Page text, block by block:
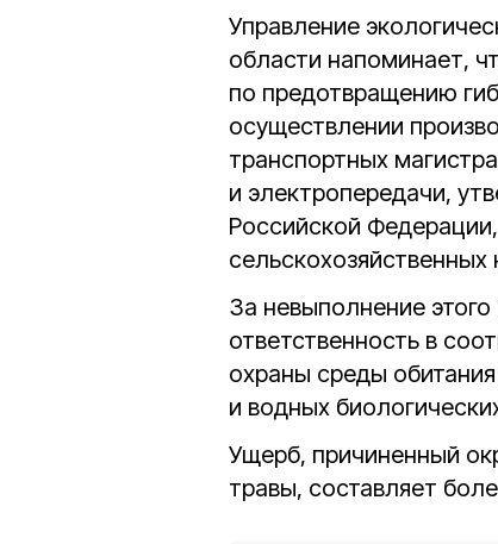
Управление
области напоминает,
по предотвращению
осуществлении
транспортных
и электропередачи,
Российской
сельскохозяйственных
За невыполнение
ответственность в
охраны среды
и водных
Ущерб, причиненный
травы, составляет